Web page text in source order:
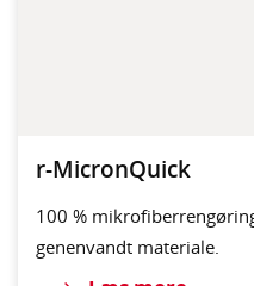
r-MicronQuick
100 %
genenvandt materiale.